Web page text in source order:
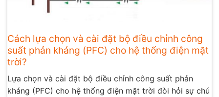
Cách lựa chọn và cài đặt bộ điều chỉnh công
suất phản kháng (PFC) cho hệ thống điện mặt
trời?
Lựa chọn và cài đặt bộ điều chỉnh công suất phản
kháng (PFC) cho hệ thống điện mặt trời đòi hỏi sự chú